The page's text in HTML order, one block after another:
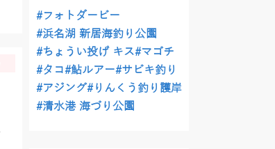
#フォトダービー
#浜名湖 新居海釣り公園
#ちょうい投げ キス#マゴチ
#タコ#鮎ルアー#サビキ釣り
#アジング#りんくう釣り護岸
#清水港 海づり公園